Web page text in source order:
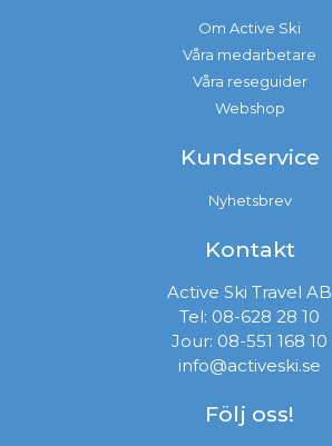
Om Active Ski
Våra medarbetare
Våra reseguider
Webshop
Kundservice
Nyhetsbrev
Kontakt
Active Ski Travel AB
Tel: 08-628 28 10
Jour: 08-551 168 10
info@activeski.se
Följ oss!